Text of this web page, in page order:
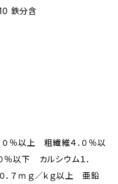
鉄分含
０％以上 粗繊維４．０％以
以下 カルシウム１．
．７ｍｇ／ｋｇ以上 亜鉛